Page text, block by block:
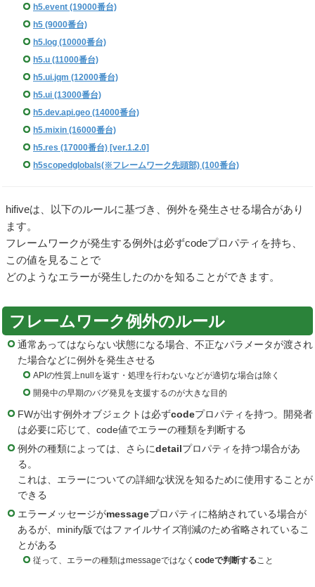
h5.event (19000番台)
h5 (9000番台)
h5.log (10000番台)
h5.u (11000番台)
h5.ui.jqm (12000番台)
h5.ui (13000番台)
h5.dev.api.geo (14000番台)
h5.mixin (16000番台)
h5.res (17000番台) [ver.1.2.0]
h5scopedglobals(※フレームワーク先頭部) (100番台)
hifiveは、以下のルールに基づき、例外を発生させる場合があり
ます。
フレームワークが発生する例外は必ずcodeプロパティを持ち、
この値を見ることで
どのようなエラーが発生したのかを知ることができます。
フレームワーク例外のルール
通常あってはならない状態になる場合、不正なパラメータが渡され
た場合などに例外を発生させる
APIの性質上nullを返す・処理を行わないなどが適切な場合は除く
開発中の早期のバグ発見を支援するのが大きな目的
FWが出す例外オブジェクトは必ずcodeプロパティを持つ。開発者
は必要に応じて、code値でエラーの種類を判断する
例外の種類によっては、さらにdetail プロパティを持つ場合があ
る。
これは、エラーについての詳細な状況を知るために使用することが
できる
エラーメッセージがmessageプロパティに格納されている場合が
あるが、minify版ではファイルサイズ削減のため省略されているこ
とがある
従って、エラーの種類はmessageではなく codeで判断すること